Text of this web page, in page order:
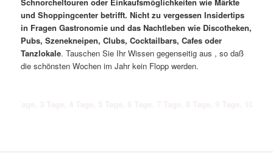
und Shoppingcenter betrifft. Nicht zu vergessen Insidertips
in Fragen Gastronomie und das Nachtleben wie Discotheken,
Pubs, Szenekneipen, Clubs, Cocktailbars, Cafes oder
Tanzlokale. Tauschen Sie Ihr Wissen gegenseitig aus , so daß
die schönsten Wochen im Jahr kein Flopp werden.